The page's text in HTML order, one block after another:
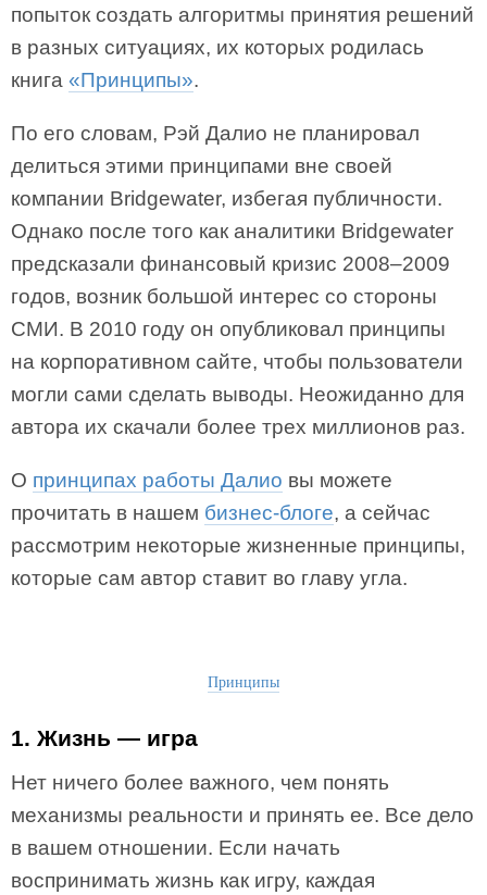
попыток создать алгоритмы принятия решений
в разных ситуациях, их которых родилась
книга «Принципы».
По его словам, Рэй Далио не планировал
делиться этими принципами вне своей
компании Bridgewater, избегая публичности.
Однако после того как аналитики Bridgewater
предсказали финансовый кризис 2008–2009
годов, возник большой интерес со стороны
СМИ. В 2010 году он опубликовал принципы
на корпоративном сайте, чтобы пользователи
могли сами сделать выводы. Неожиданно для
автора их скачали более трех миллионов раз.
О принципах работы Далио вы можете
прочитать в нашем бизнес-блоге, а сейчас
рассмотрим некоторые жизненные принципы,
которые сам автор ставит во главу угла.
Принципы
1. Жизнь — игра
Нет ничего более важного, чем понять
механизмы реальности и принять ее. Все дело
в вашем отношении. Если начать
воспринимать жизнь как игру, каждая